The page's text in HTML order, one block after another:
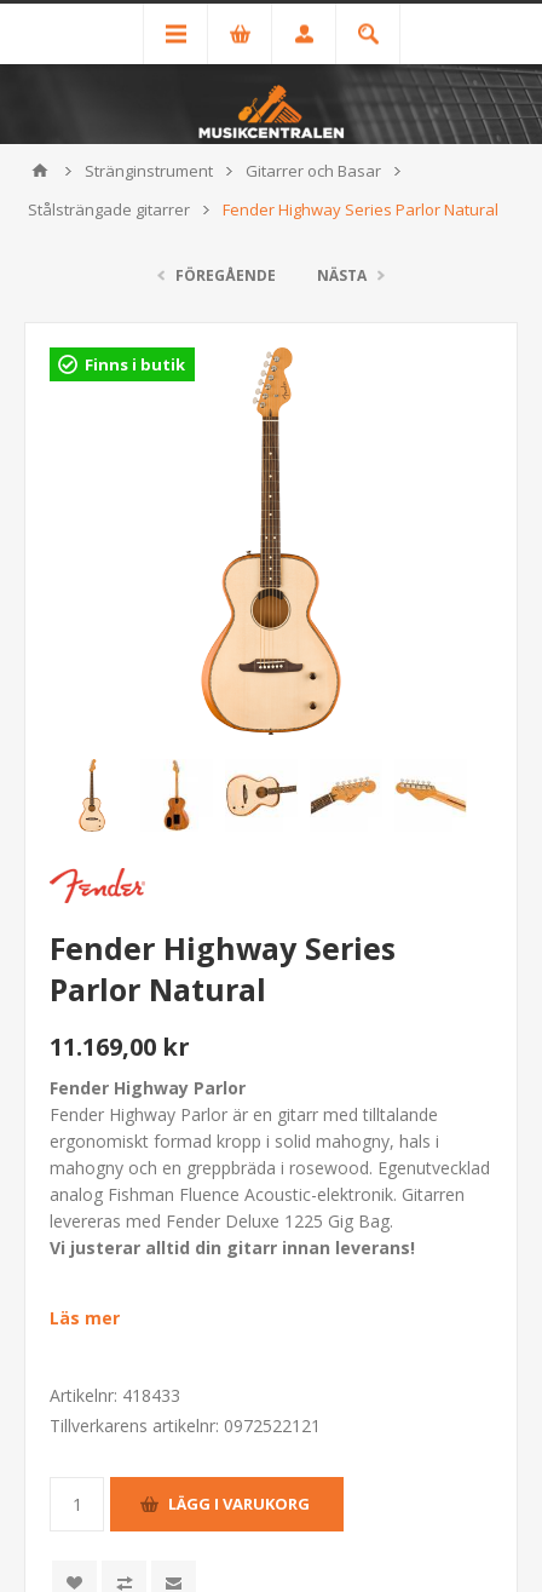
Stränginstrument
Gitarrer och Basar
Stålsträngade gitarrer
Fender Highway Series Parlor Natural
FÖREGÅENDE NÄSTA
Finns i butik
Fender Highway Series
Parlor Natural
11.169,00 kr
Fender Highway Parlor
Fender Highway Parlor är en gitarr med tilltalande
ergonomiskt formad kropp i solid mahogny, hals i
mahogny och en greppbräda i rosewood. Egenutvecklad
analog Fishman Fluence Acoustic-elektronik. Gitarren
levereras med Fender Deluxe 1225 Gig Bag.
Vi justerar alltid din gitarr innan leverans!
Läs mer
Artikelnr: 418433
Tillverkarens artikelnr: 0972522121